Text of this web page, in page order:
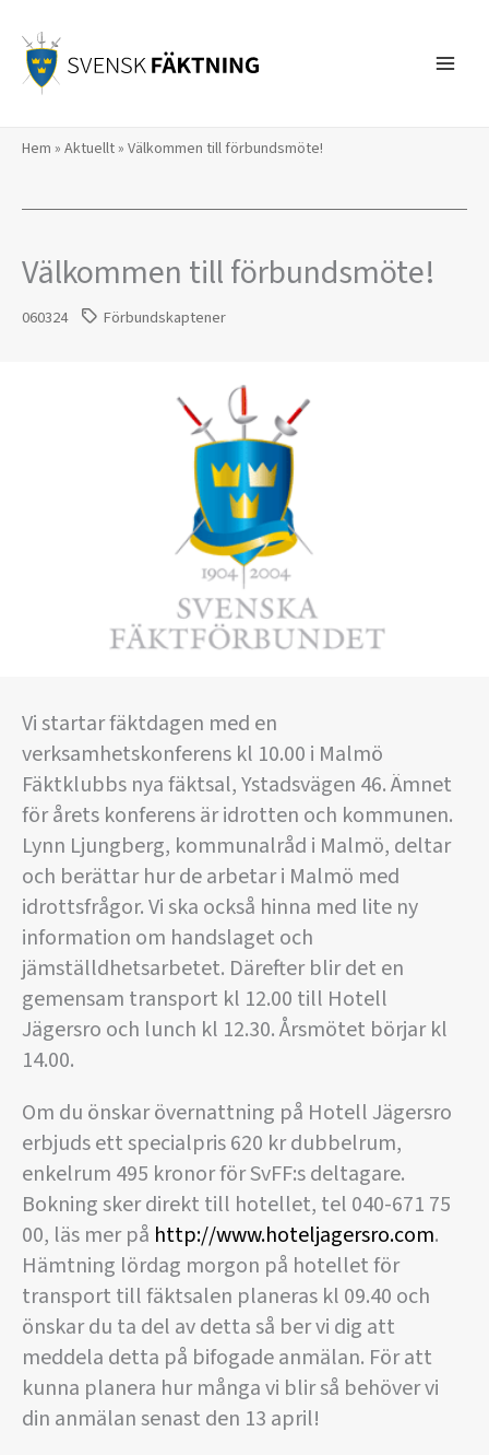
innehåll
Hem » Aktuellt» Välkommen till förbundsmöte!
Välkommen till förbundsmöte!
060324 Förbundskaptener
Vi startar fäktdagen med en
verksamhetskonferens kl 10.00 i Malmö
Fäktklubbs nya fäktsal, Ystadsvägen 46. Ämnet
för årets konferens är idrotten och kommunen.
Lynn Ljungberg, kommunalråd i Malmö, deltar
och berättar hur de arbetar i Malmö med
idrottsfrågor. Vi ska också hinna med lite ny
information om handslaget och
jämställdhetsarbetet. Därefter blir det en
gemensam transport kl 12.00 till Hotell
Jägersro och lunch kl 12.30. Årsmötet börjar kl
14.00.
Om du önskar övernattning på Hotell Jägersro
erbjuds ett specialpris 620 kr dubbelrum,
enkelrum 495 kronor för SvFF:s deltagare.
Bokning sker direkt till hotellet, tel 040-671 75
00, läs mer på http://www.hoteljagersro.com.
Hämtning lördag morgon på hotellet för
transport till fäktsalen planeras kl 09.40 och
önskar du ta del av detta så ber vi dig att
meddela detta på bifogade anmälan. För att
kunna planera hur många vi blir så behöver vi
din anmälan senast den 13 april!